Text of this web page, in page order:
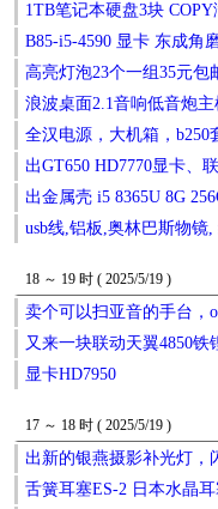
1TB笔记本硬盘3块 COPY
B85-i5-4590 显卡 东成角
高亮灯泡23个一组35元包
浪波桌面2.1音响低音炮
全汉电源，大机箱，
出GT650 HD7770显卡、
出金属壳 i5 8365U 8G
usb线,铝板,奥林巴斯物镜
18 ～ 19 时 ( 2025/5/19 )
卖个可以扫亚音的手台，
又来一块联动天翼4850铁
显卡HD7950
17 ～ 18 时 ( 2025/5/19 )
出新的银燕摄影补光灯，
舌簧耳塞ES-2 日本水晶